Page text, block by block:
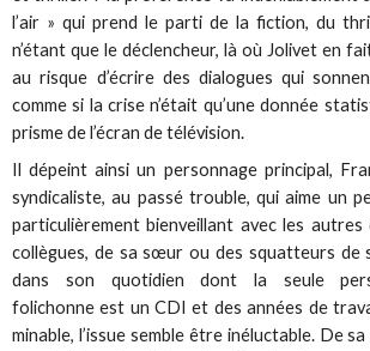
l’air » qui prend le parti de la fiction, du
n’étant que le déclencheur, là où Jolivet en
au risque d’écrire des dialogues qui
comme si la crise n’était qu’une donnée
prisme de l’écran de télévision.
Il dépeint ainsi un personnage principal,
syndicaliste, au passé trouble, qui aime un
particulièrement bienveillant avec les autres
collègues, de sa sœur ou des squatteurs de
dans son quotidien dont la seule
folichonne est un CDI et des années de
minable, l’issue semble être inéluctable. De